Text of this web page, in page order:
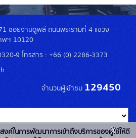
ซอยงามดูพลี ถนนพระรามที่ 4 แขวง
พฯ 10120
9 โทรสาร : +66 (0) 2286-3373
จำนวนผู้เข้าชม 129450
รุ่นโปรแกรม: 2.2.0
งค์ในการพัฒนาการเข้าถึงบริการของผู้ใช้ให้ดี
x